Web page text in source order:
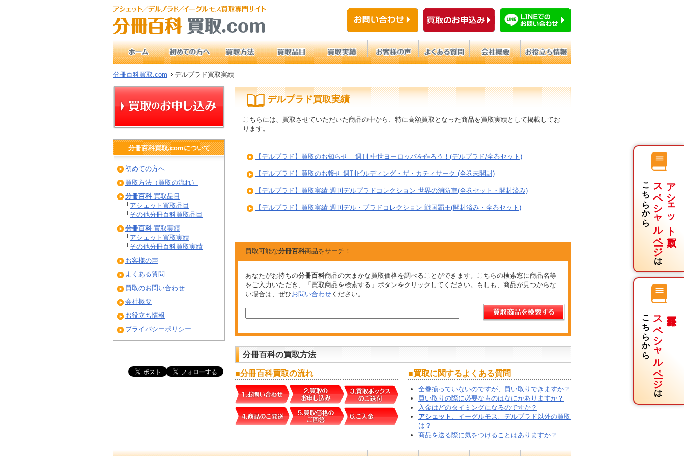
分冊百科買取.com デルプラド買取実績
デルプラド買取実績
こちらには、買取させていただいた商品の中から、特に高額買取となった商品を買取実績として掲載してお
ります。
【デルプラド】買取のお知らせ – 週刊 中世ヨーロッパを作ろう！(デルプラド/全巻セット)
【デルプラド】買取のお報せ-週刊ビルディング・ザ・カティサーク (全巻未開封)
【デルプラド】買取実績-週刊デルプラドコレクション 世界の消防車(全巻セット・開封済み)
【デルプラド】買取実績-週刊デル・プラドコレクション 戦国覇王(開封済み・全巻セット)
買取可能な分冊百科商品をサーチ！
あなたがお持ちの分冊百科商品の大まかな買取価格を調べることができます。こちらの検索窓に商品名等
をご入力いただき、「買取商品を検索する」ボタンをクリックしてください。もしも、商品が見つからな
い場合は、ぜひお問い合わせ ください。
分冊百科の買取方法
■分冊百科買取の流れ ■買取に関するよくある質問
全巻揃っていないのですが、買い取りできますか？
買い取りの際に必要なものはなにかありますか？
入金はどのタイミングになるのですか？
アシェット
、イーグルモス、デルプラド以外の買取
は？
商品を送る際に気をつけることはありますか？
分冊百科買取.comについて
初めての方へ
買取方法（買取の流れ）
分冊百科買取品目
└アシェット買取品目
└その他分冊百科買取品目
分冊百科買取実績
└アシェット買取実績
└その他分冊百科買取実績
お客様の声
よくある質問
買取のお問い合わせ
会社概要
お役立ち情報
プライバシーポリシー
アシェット買取
スペシャルページ
は
こちらから
スペシャルページ
は
こちらから